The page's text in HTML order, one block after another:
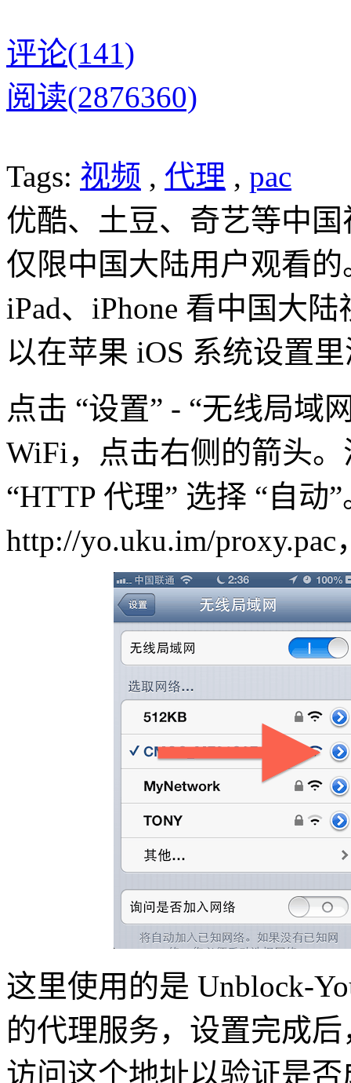
评论(141)
阅读(2876360)
Tags: 视频 , 代理 , pac
优酷、土豆、奇艺等中
仅限中国大陆用户观看
iPad、iPhone 看中国大
以在苹果 iOS 系统设置
点击 “设置” - “无线局域
WiFi，点击右侧的箭头
“HTTP 代理” 选择 “自动
http://yo.uku.im/
这里使用的是 Unblock-
的代理服务，设置完成
访问这个地址以验证是